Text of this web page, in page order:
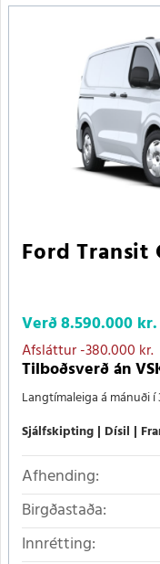
Ford Transit
Verð8.590.000 kr.
Afsláttur-380.000 kr.
Tilboðsverð án
Langtímaleiga á mánuði í
Sjálfskipting Dísil
Afhending:
Birgðastaða:
Innrétting: